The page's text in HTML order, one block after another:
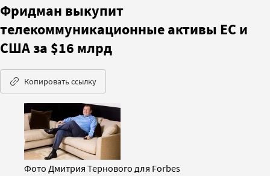
Фридман выкупит
телекоммуникационные активы ЕС и
США за $16 млрд
Копировать ссылку
Фото Дмитрия Тернового для Forbes